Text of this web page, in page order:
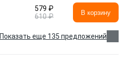
579 ₽
610 ₽
В корзину
Показать еще 135 предложений